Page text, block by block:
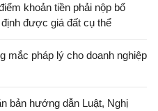
khoản tiền phải nộp bổ
được giá đất cụ thể
pháp lý cho doanh nghiệp
bản hướng dẫn Luật, Nghị